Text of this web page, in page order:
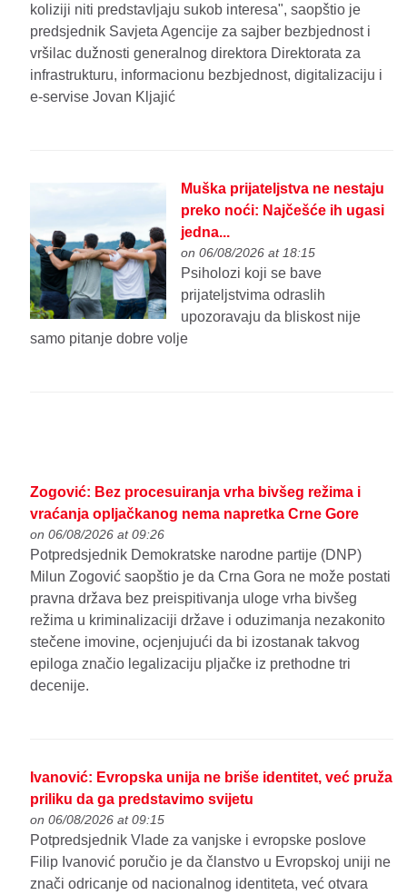
koliziji niti predstavljaju sukob interesa", saopštio je
predsjednik Savjeta Agencije za sajber bezbjednost i
vršilac dužnosti generalnog direktora Direktorata za
infrastrukturu, informacionu bezbjednost, digitalizaciju i
e-servise Jovan Kljajić
Muška prijateljstva ne nestaju
preko noći: Najčešće ih ugasi
jedna...
on 06/08/2026 at 18:15
Psiholozi koji se bave
prijateljstvima odraslih
upozoravaju da bliskost nije
samo pitanje dobre volje
Zogović: Bez procesuiranja vrha bivšeg režima i
vraćanja opljačkanog nema napretka Crne Gore
on 06/08/2026 at 09:26
Potpredsjednik Demokratske narodne partije (DNP)
Milun Zogović saopštio je da Crna Gora ne može postati
pravna država bez preispitivanja uloge vrha bivšeg
režima u kriminalizaciji države i oduzimanja nezakonito
stečene imovine, ocjenjujući da bi izostanak takvog
epiloga značio legalizaciju pljačke iz prethodne tri
decenije.
Ivanović: Evropska unija ne briše identitet, već pruža
priliku da ga predstavimo svijetu
on 06/08/2026 at 09:15
Potpredsjednik Vlade za vanjske i evropske poslove
Filip Ivanović poručio je da članstvo u Evropskoj uniji ne
znači odricanje od nacionalnog identiteta, već otvara